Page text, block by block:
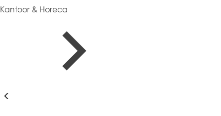
Kantoor & Horeca